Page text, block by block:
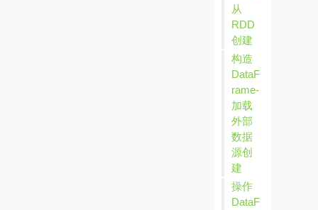
从
RDD
创建
构造
DataF
rame-
加载
外部
数据
源创
建
操作
DataF